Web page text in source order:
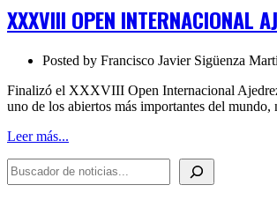
AJEDREZ
DE
BENASQUE.
FINALIZADO
XXXVIII OPEN INTERNACIONAL
Posted by Francisco Javier Sigüenza
Finalizó el XXXVIII Open Internacional Ajedrez
uno de los abiertos más importantes del
Leer más...
BUSCADOR DE NOTICIAS